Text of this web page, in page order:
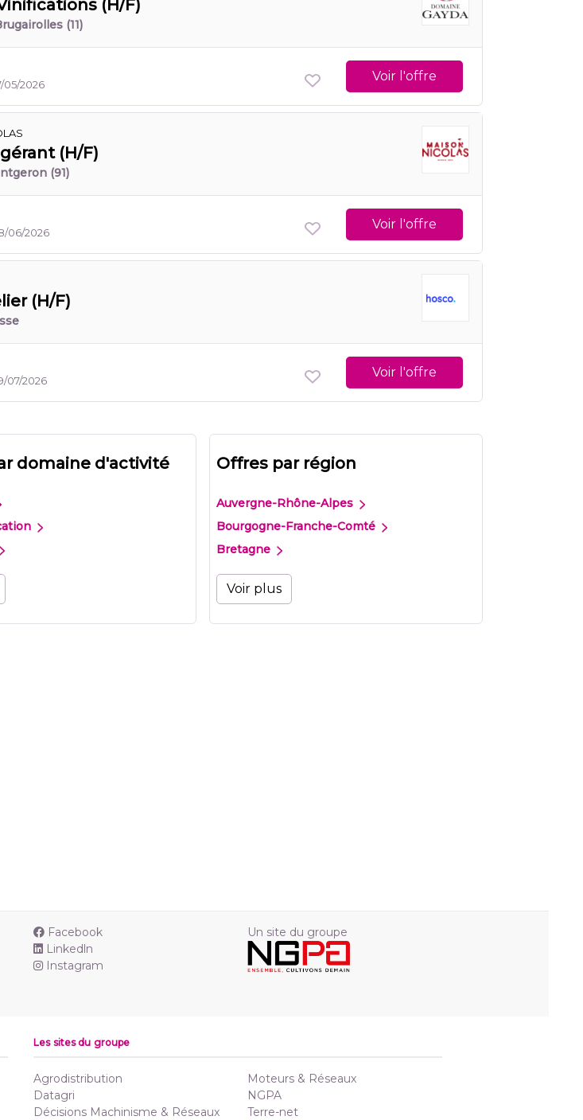
(H/F)
(11)
05/2026
Voir l'offre
(H/F)
(91)
06/2026
Voir l'offre
(H/F)
07/2026
Voir l'offre
domaine d'activité Offres par région
Auvergne-Rhône-Alpes
Bourgogne-Franche-Comté
Bretagne
Voir plus
Facebook
Linkedln
Instagram
Un site du groupe
Les sites du groupe
Agrodistribution
Datagri
Décisions Machinisme & Réseaux
Moteurs & Réseaux
NGPA
Terre-net